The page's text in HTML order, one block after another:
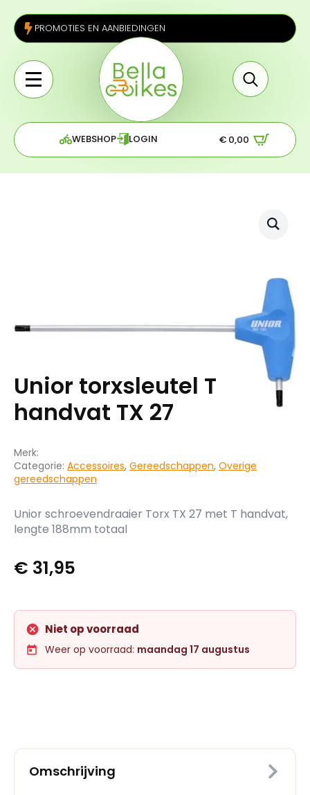
PROMOTIES EN AANBIEDINGEN
for:
WEBSHOP LOGIN € 0,00
Unior torxsleutel T
handvat TX 27
Merk:
Categorie: Accessoires, Gereedschappen, Overige
gereedschappen
Unior schroevendraaier Torx TX 27 met T handvat,
lengte 188mm totaal
€ 31,95
Niet op voorraad
Weer op voorraad: maandag 17 augustus
Omschrijving